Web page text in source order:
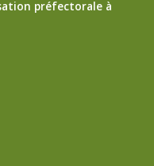
préfectorale à